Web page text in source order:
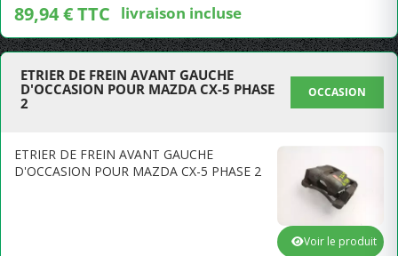
89,94 € TTC livraison incluse
ETRIER DE FREIN AVANT GAUCHE
D'OCCASION POUR MAZDA CX-5 PHASE
2
OCCASION
ETRIER DE FREIN AVANT GAUCHE
D'OCCASION POUR MAZDA CX-5 PHASE 2
Voir le produit